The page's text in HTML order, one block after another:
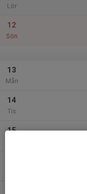
Lör
12
Sön
13
Mån
14
Tis
15